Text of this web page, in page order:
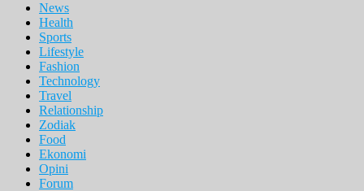
News
Health
Sports
Lifestyle
Fashion
Technology
Travel
Relationship
Zodiak
Food
Ekonomi
Opini
Forum